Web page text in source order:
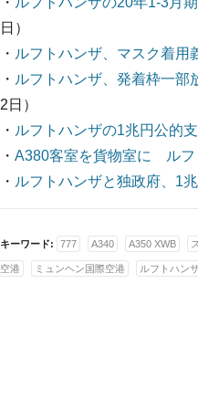
日）
・ ルフトハンザ、マスク着用
・ ルフトハンザ、発着枠一
2日）
・ ルフトハンザの1兆円公的
・ A380客室を貨物室に ルフ
・ ルフトハンザと独政府、1
キーワード:
777 A340 A350 XWB
空港 ミュンヘン国際空港 ルフトハン